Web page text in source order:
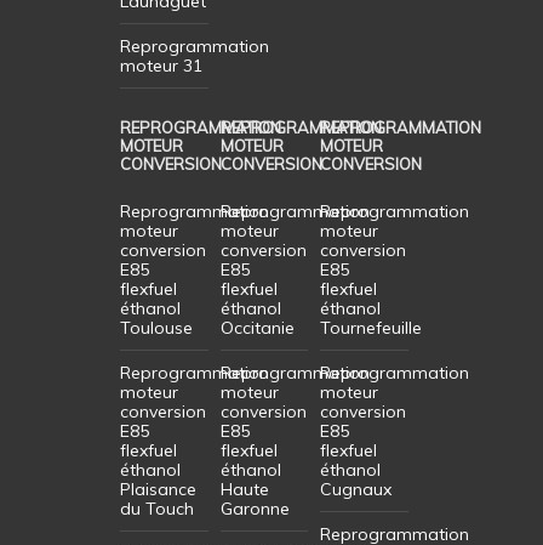
Reprogrammation
moteur 31
REPROGRAMMATION
MOTEUR
CONVERSION
Reprogrammation
moteur
conversion
E85
flexfuel
éthanol
Toulouse
Reprogrammation
moteur
conversion
E85
flexfuel
éthanol
Plaisance
du Touch
REPROGRAMMATION
MOTEUR
CONVERSION
Reprogrammation
moteur
conversion
E85
flexfuel
éthanol
Occitanie
Reprogrammation
moteur
conversion
E85
flexfuel
éthanol
Haute
Garonne
REPROGRAMMATION
MOTEUR
CONVERSION
Reprogrammation
moteur
conversion
E85
flexfuel
éthanol
Tournefeuille
Reprogrammation
moteur
conversion
E85
flexfuel
éthanol
Cugnaux
Reprogrammation